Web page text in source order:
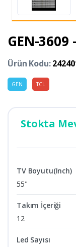
GEN-3609
Ürün Kodu:
GEN TCL
Stokta
TV Boyutu(Inch)
55"
Takım İçeriği
12
Led Sayısı